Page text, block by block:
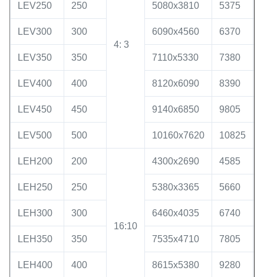
4: 3
LEV250 250 5080x3810 5375
LEV300 300 6090x4560 6370
LEV350 350 7110x5330 7380
LEV400 400 8120x6090 8390
LEV450 450 9140x6850 9805
LEV500 500 10160x7620 10825
LEH200 200
16:10
4300x2690 4585
LEH250 250 5380x3365 5660
LEH300 300 6460x4035 6740
LEH350 350 7535x4710 7805
LEH400 400 8615x5380 9280